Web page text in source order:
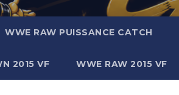
WWE RAW PUISSANCE CATCH
2015 VF WWE RAW 2015 VF